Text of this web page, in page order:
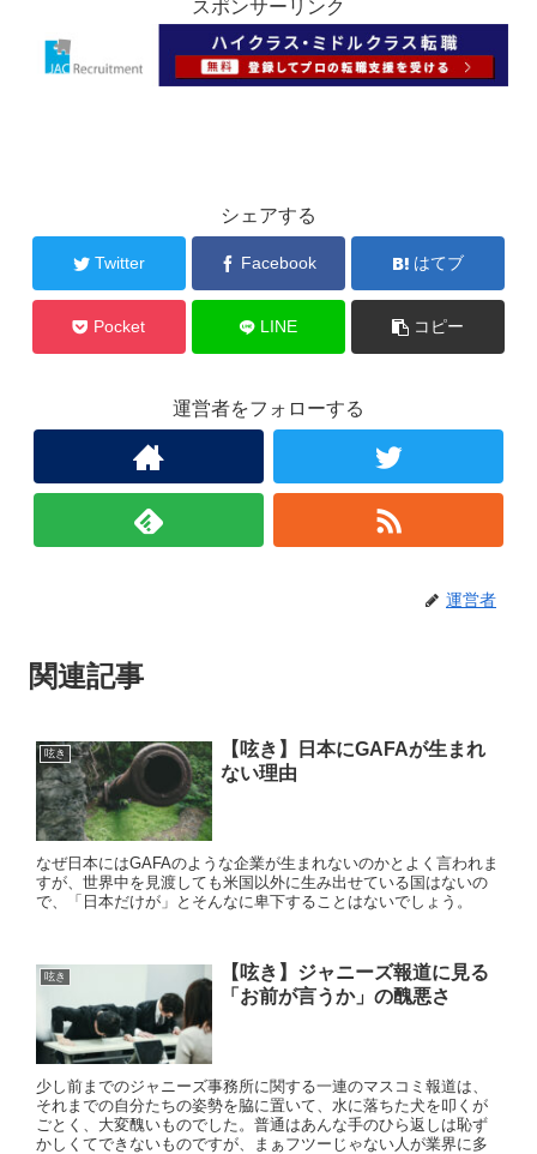
スポンサーリンク
シェアする
Twitter Facebook はてブ
Pocket LINE コピー
運営者をフォローする
運営者
関連記事
呟き
【呟き】日本にGAFAが生まれ
ない理由
なぜ日本にはGAFAのような企業が生まれないのかとよく言われま
すが、世界中を見渡しても米国以外に生み出せている国はないの
で、「日本だけが」とそんなに卑下することはないでしょう。
呟き
【呟き】ジャニーズ報道に見る
「お前が言うか」の醜悪さ
少し前までのジャニーズ事務所に関する一連のマスコミ報道は、
それまでの自分たちの姿勢を脇に置いて、水に落ちた犬を叩くが
ごとく、大変醜いものでした。普通はあんな手のひら返しは恥ず
かしくてできないものですが、まぁフツーじゃない人が業界に多